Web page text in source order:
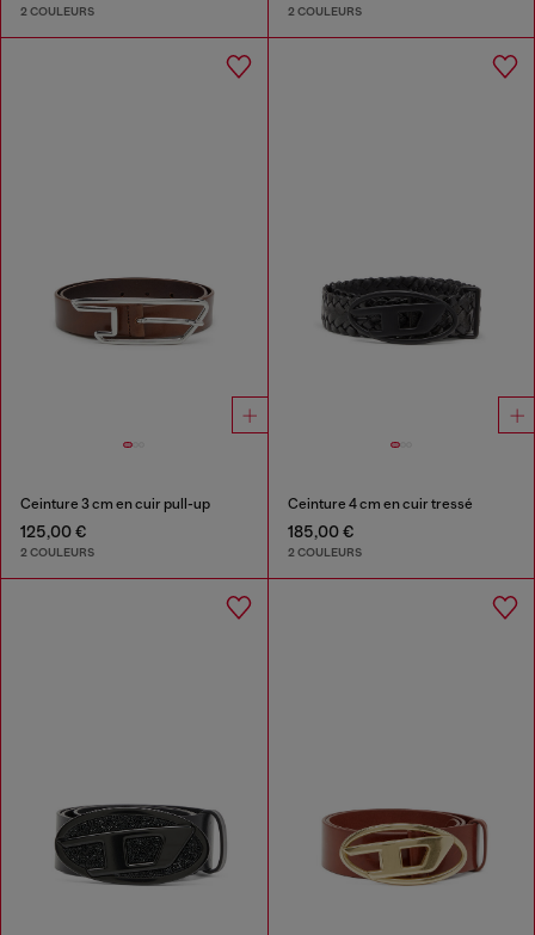
2 COULEURS 2 COULEURS
Ceinture 3 cm en cuir pull-up
125,00 €
2 COULEURS
Ceinture 4 cm en cuir tressé
185,00 €
2 COULEURS